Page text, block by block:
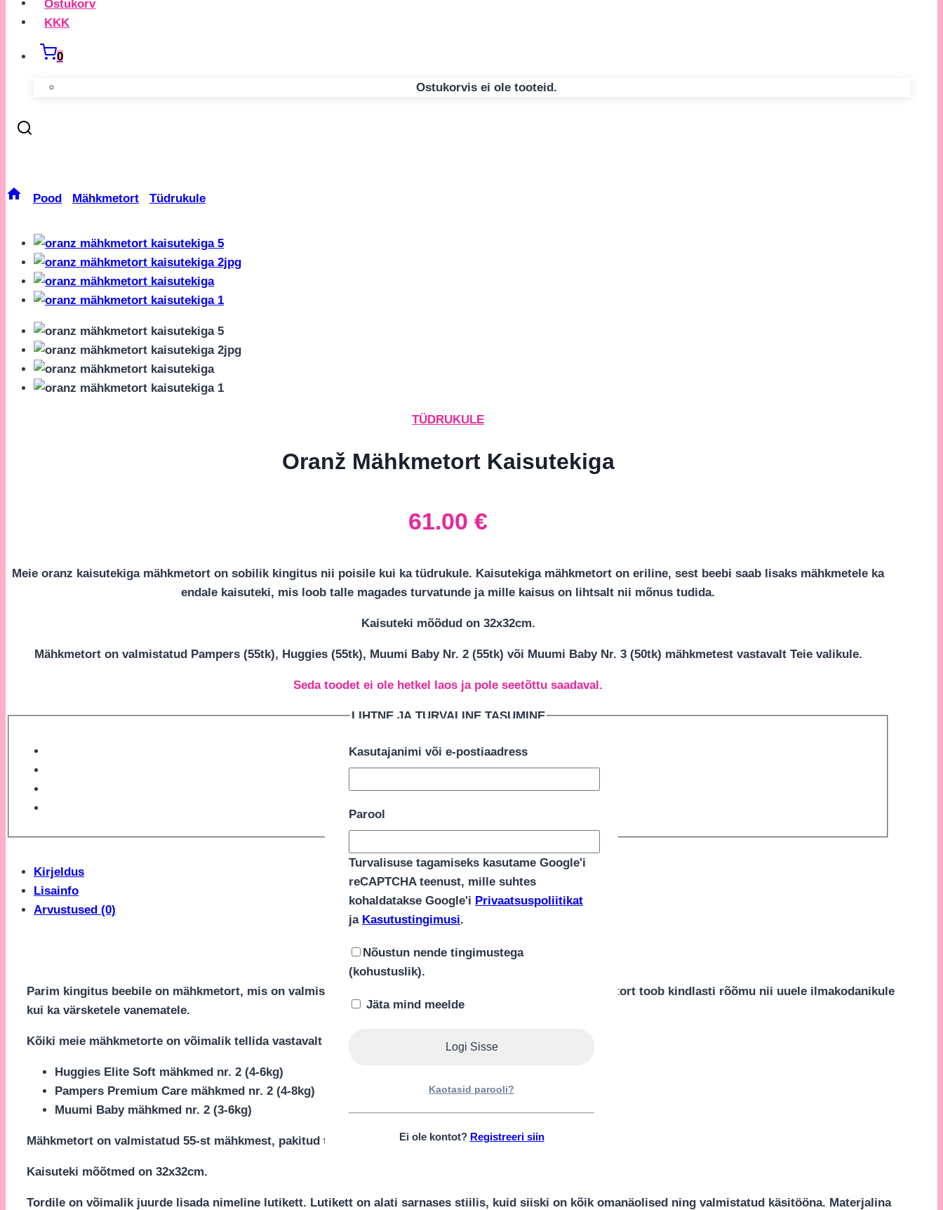
Ostukorv
KKK
0
Ostukorvis ei ole tooteid.
Pood Mähkmetort Tüdrukule
TÜDRUKULE
Oranž Mähkmetort Kaisutekiga
61.00 €
Meie oranz kaisutekiga mähkmetort on sobilik kingitus nii poisile kui ka tüdrukule. Kaisutekiga mähkmetort on eriline, sest beebi saab lisaks mähkmetele ka
endale kaisuteki, mis loob talle magades turvatunde ja mille kaisus on lihtsalt nii mõnus tudida.
Kaisuteki mõõdud on 32x32cm.
Mähkmetort on valmistatud Pampers (55tk), Huggies (55tk), Muumi Baby Nr. 2 (55tk) või Muumi Baby Nr. 3 (50tk) mähkmetest vastavalt Teie valikule.
Seda toodet ei ole hetkel laos ja pole seetõttu saadaval.
LIHTNE JA TURVALINE TASUMINE
Kirjeldus
Lisainfo
Arvustused (0)
Kirjeldus
Parim kingitus beebile on mähkmetort, mis on valmistatud hoole, armastuse ja pühendumusega. Mähkmetort toob kindlasti rõõmu nii uuele ilmakodanikule
kui ka värsketele vanematele.
Kõiki meie mähkmetorte on võimalik tellida vastavalt Teie soovile kas:
Huggies Elite Soft mähkmed nr. 2 (4-6kg)
Pampers Premium Care mähkmed nr. 2 (4-8kg)
Muumi Baby mähkmed nr. 2 (3-6kg)
Mähkmetort on valmistatud 55-st mähkmest, pakitud tsellofaani ning kaunistatud suure rosetiga.
Kaisuteki mõõtmed on 32x32cm.
Tordile on võimalik juurde lisada nimeline lutikett. Lutikett on alati sarnases stiilis, kuid siiski on kõik omanäolised ning valmistatud käsitööna. Materjalina
Kasutajanimi või e-postiaadress
Parool
Turvalisuse tagamiseks kasutame Google'i
reCAPTCHA teenust, mille suhtes
kohaldatakse Google'i Privaatsuspoliitikat
ja Kasutustingimusi.
Nõustun nende tingimustega
(kohustuslik).
Jäta mind meelde
Kaotasid parooli?
Ei ole kontot? Registreeri siin